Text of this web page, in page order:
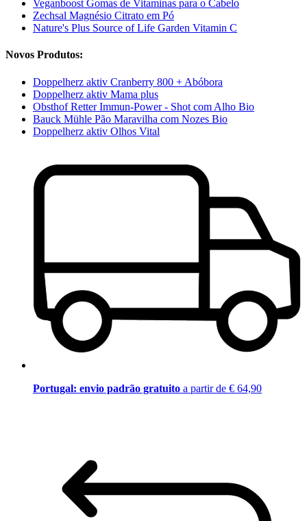
Veganboost Gomas de Vitaminas para o Cabelo
Zechsal Magnésio Citrato em Pó
Nature's Plus Source of Life Garden Vitamin C
Novos Produtos:
Doppelherz aktiv Cranberry 800 + Abóbora
Doppelherz aktiv Mama plus
Obsthof Retter Immun-Power - Shot com Alho Bio
Bauck Mühle Pão Maravilha com Nozes Bio
Doppelherz aktiv Olhos Vital
Portugal: envio padrão gratuito a partir de € 64,90